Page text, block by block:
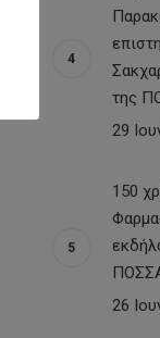
της
29
150
26